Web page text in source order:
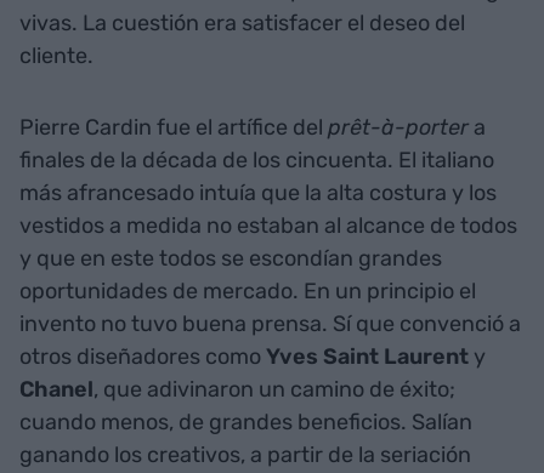
vivas. La cuestión era satisfacer el deseo del
cliente.
Pierre Cardin fue el artífice del prêt-à-porter a
finales de la década de los cincuenta. El italiano
más afrancesado intuía que la alta costura y los
vestidos a medida no estaban al alcance de todos
y que en este todos se escondían grandes
oportunidades de mercado. En un principio el
invento no tuvo buena prensa. Sí que convenció a
otros diseñadores como Yves Saint Laurent y
Chanel, que adivinaron un camino de éxito;
cuando menos, de grandes beneficios. Salían
ganando los creativos, a partir de la seriación